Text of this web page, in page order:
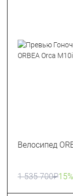
Велосипед
1 535 700₽15%